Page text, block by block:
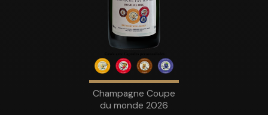
Champagne Coupe
du monde 2026